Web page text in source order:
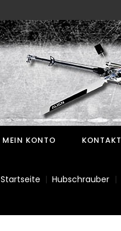
MEIN KONTO KONTAKT
Startseite Hubschrauber